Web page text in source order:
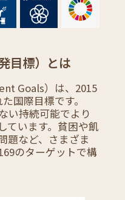
目標）とは
Goals）は、2015
国際目標です。
い持続可能でより
ています。貧困や飢
題など、さまざま
のターゲットで構